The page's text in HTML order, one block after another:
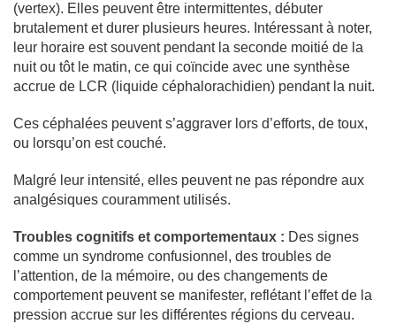
(vertex). Elles peuvent être intermittentes, débuter
brutalement et durer plusieurs heures. Intéressant à noter,
leur horaire est souvent pendant la seconde moitié de la
nuit ou tôt le matin, ce qui coïncide avec une synthèse
accrue de LCR (liquide céphalorachidien) pendant la nuit.
Ces céphalées peuvent s’aggraver lors d’efforts, de toux,
ou lorsqu’on est couché.
Malgré leur intensité, elles peuvent ne pas répondre aux
analgésiques couramment utilisés.
Troubles cognitifs et comportementaux : Des signes
comme un syndrome confusionnel, des troubles de
l’attention, de la mémoire, ou des changements de
comportement peuvent se manifester, reflétant l’effet de la
pression accrue sur les différentes régions du cerveau.